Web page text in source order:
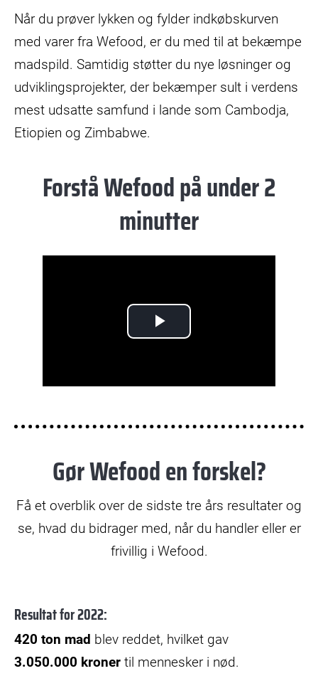
Når du prøver lykken og fylder indkøbskurven
med varer fra Wefood, er du med til at bekæmpe
madspild. Samtidig støtter du nye løsninger og
udviklingsprojekter, der bekæmper sult i verdens
mest udsatte samfund i lande som Cambodja,
Etiopien og Zimbabwe.
Forstå Wefood på under 2
minutter
P
y
V
i
d
e
Gør Wefood en forskel?
Få et overblik over de sidste tre års resultater og
se, hvad du bidrager med, når du handler eller er
frivillig i Wefood.
Resultat for 2022:
420 ton mad blev reddet, hvilket gav
3.050.000 kroner til mennesker i nød.